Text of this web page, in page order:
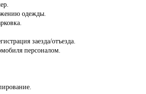
одежды.
заезда/отъезда.
персоналом.